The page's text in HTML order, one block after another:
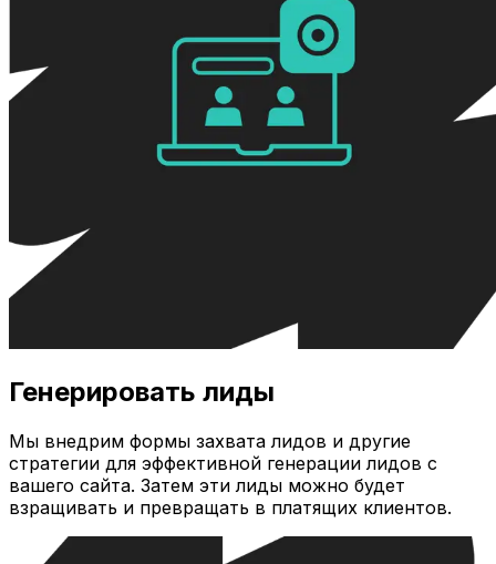
Генерировать лиды
Мы внедрим формы захвата лидов и другие
стратегии для эффективной генерации лидов с
вашего сайта. Затем эти лиды можно будет
взращивать и превращать в платящих клиентов.